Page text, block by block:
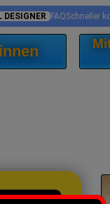
DESIGNER FAQSchneller